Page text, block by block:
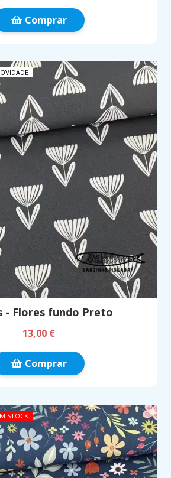
Comprar
- Flores fundo Preto
13,00 €
Comprar
STOCK